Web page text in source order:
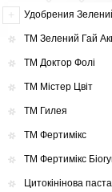
Удобрения
ТМ Зелений Гай
ТМ Доктор Фолі
ТМ Містер Цвіт
ТМ Гилея
ТМ Фертимікс
ТМ Фертимікс
Цитокінінова